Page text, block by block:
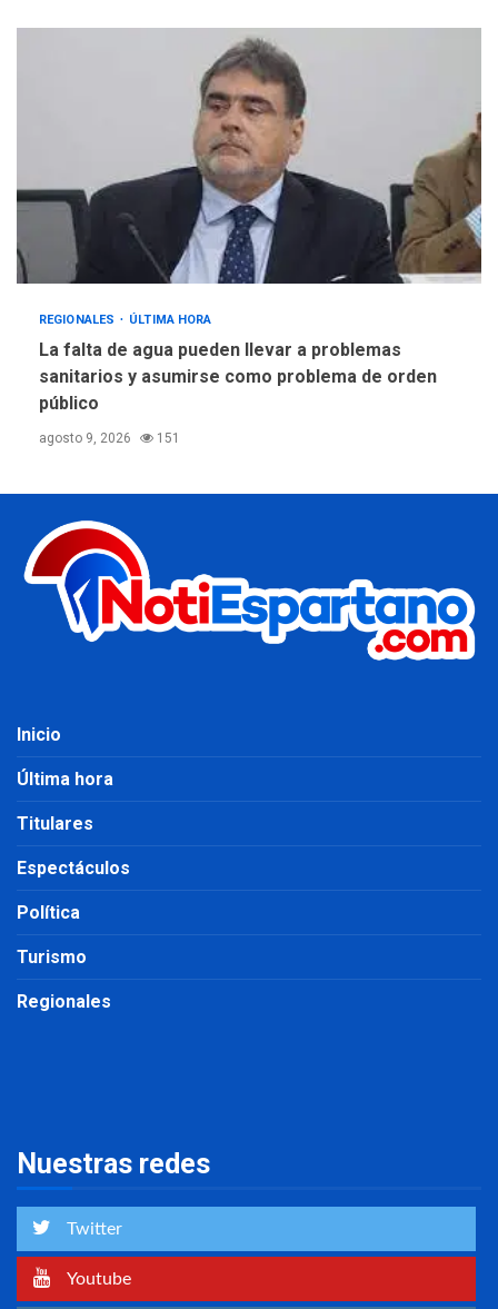
REGIONALES ÚLTIMA HORA
La falta de agua pueden llevar a problemas
sanitarios y asumirse como problema de orden
público
agosto 9, 2026 151
Inicio
Última hora
Titulares
Espectáculos
Política
Turismo
Regionales
Nuestras redes
Twitter
Youtube